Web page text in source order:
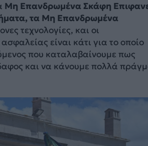
Μη Επανδρωμένα Σκάφη
τα Μη Επανδρωμένα
τεχνολογίες, και οι
είναι κάτι για το οποίο
που καταλαβαίνουμε πως
και να κάνουμε πολλά